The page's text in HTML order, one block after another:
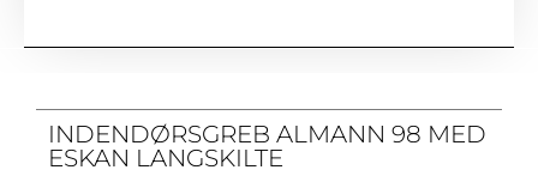
INDENDØRSGREB ALMANN 98 MED
ESKAN LANGSKILTE